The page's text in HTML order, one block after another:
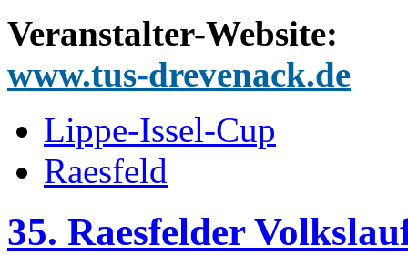
Veranstalter-Website:
www.tus-drevenack.de
Lippe-Issel-Cup
Raesfeld
35. Raesfelder